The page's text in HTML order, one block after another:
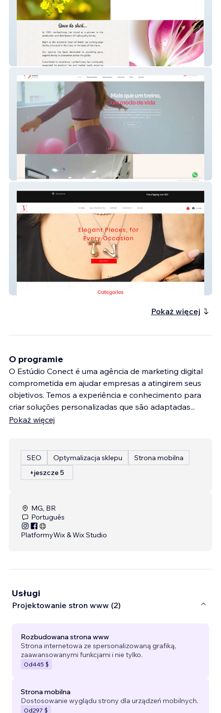
Lamberhoney
Mendes Pilates
Pokaż więcej
O programie
O Estúdio Conect é uma agência de marketing digital
comprometida em ajudar empresas a atingirem seus
objetivos. Temos a experiência e conhecimento para
criar soluções personalizadas que são adaptadas...
Pokaż więcej
SEO Optymalizacja sklepu
Strona mobilna
+jeszcze 5
MG, BR
Português
PlatformyWix & Wix Studio
Usługi
Projektowanie stron www (2)
Rozbudowana strona www
Strona internetowa ze spersonalizowaną grafiką,
zaawansowanymi funkcjami i nie tylko.
Od445 $
Strona mobilna
Dostosowanie wyglądu strony dla urządzeń mobilnych.
Od297 $